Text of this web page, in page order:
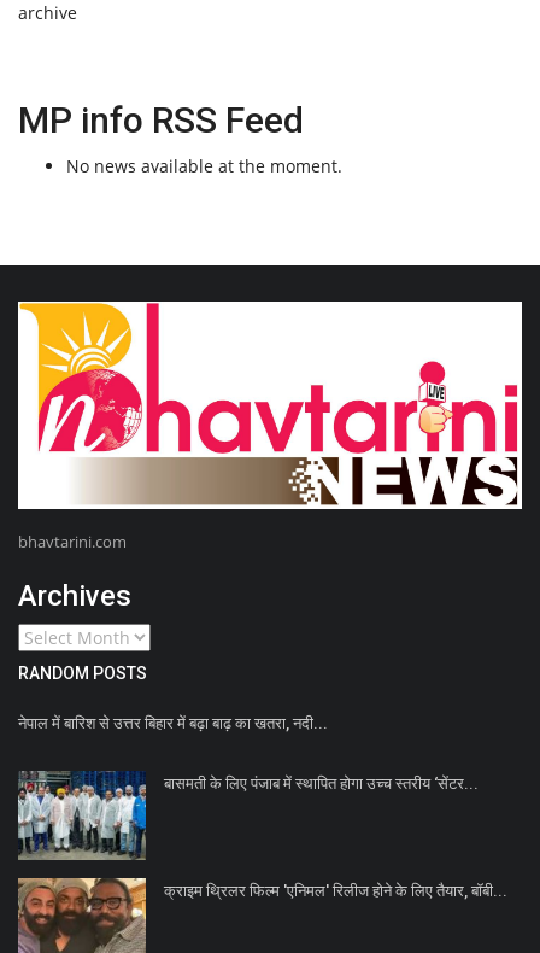
archive
MP info RSS Feed
No news available at the moment.
bhavtarini.com
Archives
RANDOM POSTS
नेपाल में बारिश से उत्तर बिहार में बढ़ा बाढ़ का खतरा, नदी...
बासमती के लिए पंजाब में स्थापित होगा उच्च स्तरीय ‘सेंटर...
क्राइम थ्रिलर फिल्म 'एनिमल' रिलीज होने के लिए तैयार, बॉबी...